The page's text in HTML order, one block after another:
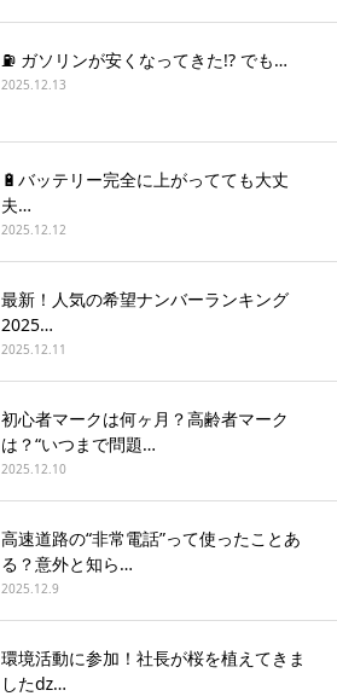
⛽ ガソリンが安くなってきた!? でも…
2025.12.13
🔋バッテリー完全に上がってても大丈
夫…
2025.12.12
最新！人気の希望ナンバーランキング
2025…
2025.12.11
初心者マークは何ヶ月？高齢者マーク
は？“いつまで問題…
2025.12.10
高速道路の“非常電話”って使ったことあ
る？意外と知ら…
2025.12.9
環境活動に参加！社長が桜を植えてきま
したǳ…